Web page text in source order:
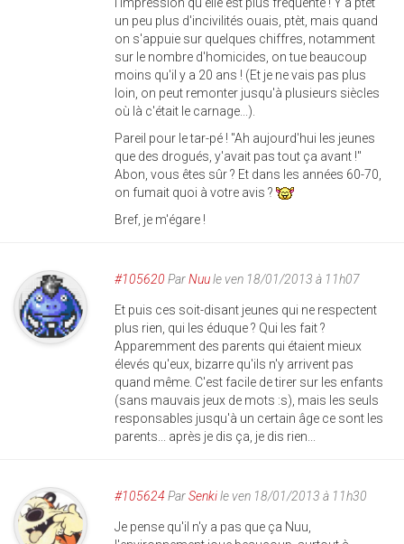
un peu plus d'incivilités ouais, ptèt, mais quand
on s'appuie sur quelques chiffres, notamment
sur le nombre d'homicides, on tue beaucoup
moins qu'il y a 20 ans ! (Et je ne vais pas plus
loin, on peut remonter jusqu'à plusieurs siècles
où là c'était le carnage...).
Pareil pour le tar-pé ! "Ah aujourd'hui les jeunes
que des drogués, y'avait pas tout ça avant !"
Abon, vous êtes sûr ? Et dans les années 60-70,
on fumait quoi à votre avis ?
Bref, je m'égare !
#105620 ParNuule ven 18/01/2013 à 11h07
Et puis ces soit-disant jeunes qui ne respectent
plus rien, qui les éduque ? Qui les fait ?
Apparemment des parents qui étaient mieux
élevés qu'eux, bizarre qu'ils n'y arrivent pas
quand même. C'est facile de tirer sur les enfants
(sans mauvais jeux de mots :s), mais les seuls
responsables jusqu'à un certain âge ce sont les
parents... après je dis ça, je dis rien...
#105624 ParSenkile ven 18/01/2013 à 11h30
Je pense qu'il n'y a pas que ça Nuu,